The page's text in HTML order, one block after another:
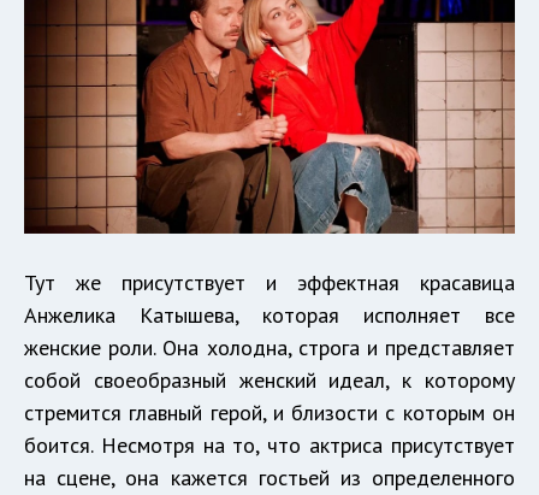
Тут же присутствует и эффектная красавица
Анжелика Катышева, которая исполняет все
женские роли. Она холодна, строга и представляет
собой своеобразный женский идеал, к которому
стремится главный герой, и близости с которым он
боится. Несмотря на то, что актриса присутствует
на сцене, она кажется гостьей из определенного